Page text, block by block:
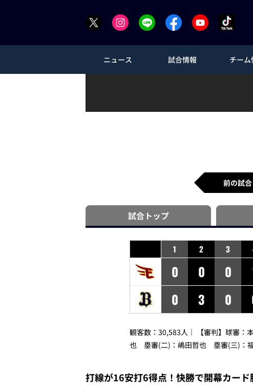
ニュース 試合情報 チーム
前の試合
試合トップ
1 2 3
0 0 0
0
3 0
観客数：30,583人｜ 【審判】球審
也 塁審(二)：嶋田哲也 塁審(三)：
打線が16安打6得点！快勝で開幕カード